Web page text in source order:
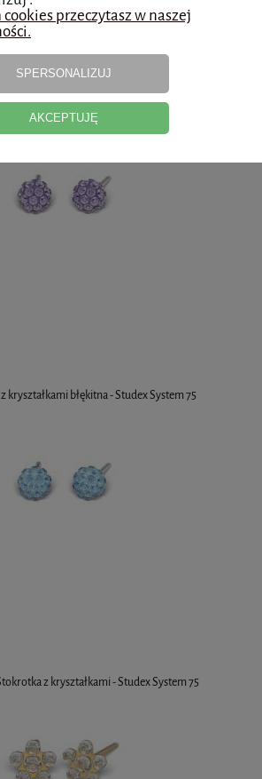
kryształkami fioletowa - Studex System 75
kryształkami błękitna - Studex System 75
z kryształkami - Studex System 75
przeczytasz w naszej
SPERSONALIZUJ
AKCEPTUJĘ